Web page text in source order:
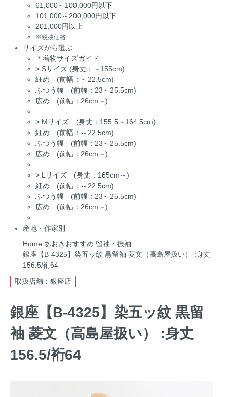
61,000～100,000円以下
101,000～200,000円以下
201,000円以上
※税抜価格
サイズから選ぶ
＊着物サイズガイド
> Sサイズ (身丈：～155cm)
細め (前幅：～22.5cm)
ふつう幅 (前幅：23～25.5cm)
広め (前幅：26cm～)
> Mサイズ (身丈：155.5～164.5cm)
細め (前幅：～22.5cm)
ふつう幅 (前幅：23～25.5cm)
広め (前幅：26cm～)
> Lサイズ (身丈：165cm～)
細め (前幅：～22.5cm)
ふつう幅 (前幅：23～25.5cm)
広め (前幅：26cm～)
産地・作家別
Home あおきおすすめ 留袖・振袖
銀座【B-4325】染五ッ紋 黒留袖 菱文（高島屋扱い） :身丈
156.5/裄64
取扱店舗：銀座店
銀座【B-4325】染五ッ紋 黒留
袖 菱文（高島屋扱い） :身丈
156.5/裄64